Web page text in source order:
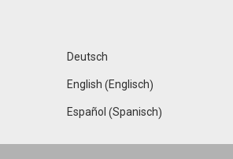
Deutsch
English (Englisch)
Español (Spanisch)